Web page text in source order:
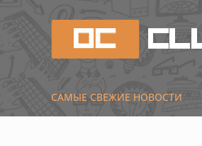
САМЫЕ СВЕЖИЕ НОВОСТИ